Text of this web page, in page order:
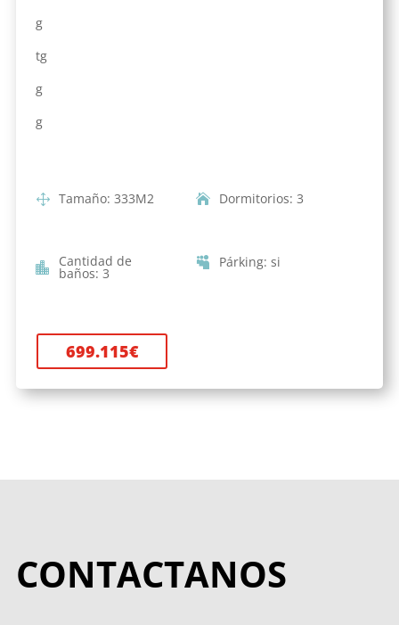
g
tg
g
g
Tamaño: 333M2 Dormitorios: 3
Cantidad de
baños: 3
Párking: si
699.115€
CONTACTANOS